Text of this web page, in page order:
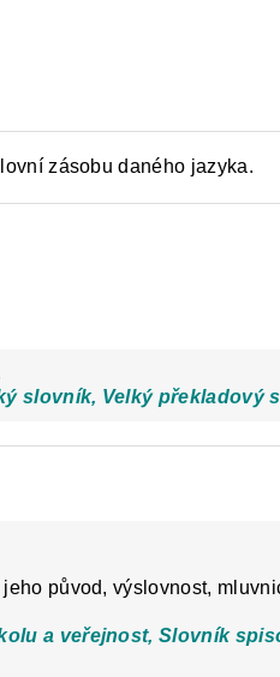
UČIVA ZÁKLADNÍ
zásobu daného jazyka.
slovník, Velký překladový
původ, výslovnost,
a veřejnost, Slovník